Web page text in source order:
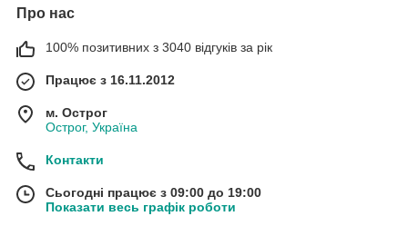
Про нас
100% позитивних з 3040 відгуків за рік
Працює з 16.11.2012
м. Острог
Острог, Україна
Контакти
Сьогодні працює з 09:00 до 19:00
Показати весь графік роботи